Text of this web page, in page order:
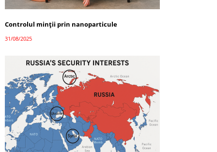
Controlul minții prin nanoparticule
31/08/2025